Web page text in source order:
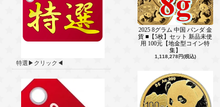
特選▶クリック◀
2025 8グラム 中国 パンダ 金
貨 ■【5枚】セット 新品未使
用 100元【地金型コイン特
集】
1,118,278円(税込)